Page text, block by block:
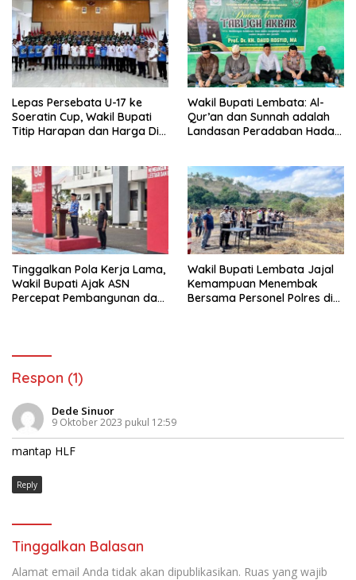
Lepas Persebata U-17 ke
Soeratin Cup, Wakil Bupati
Titip Harapan dan Harga Diri
Wakil Bupati Lembata: Al-
Qur’an dan Sunnah adalah
Landasan Peradaban Hadapi
Tinggalkan Pola Kerja Lama,
Wakil Bupati Ajak ASN
Percepat Pembangunan dan
Wakil Bupati Lembata Jajal
Kemampuan Menembak
Bersama Personel Polres di
Respon (1)
Dede Sinuor
9 Oktober 2023 pukul 12:59
mantap HLF
Reply
Tinggalkan Balasan
Alamat email Anda tidak akan dipublikasikan. Ruas yang wajib